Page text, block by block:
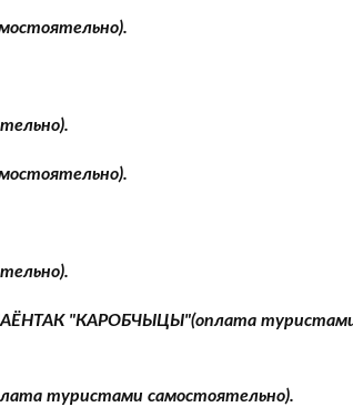
МАЁНТАК "КАРОБЧЫЦЫ"(оплата
туристами самостоятельно).